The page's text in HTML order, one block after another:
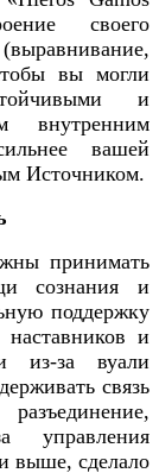
своего
вы могли
и
внутренним
вашей
Источником.
принимать
сознания и
поддержку
и
из-за вуали
связь
управления
выше, сделало